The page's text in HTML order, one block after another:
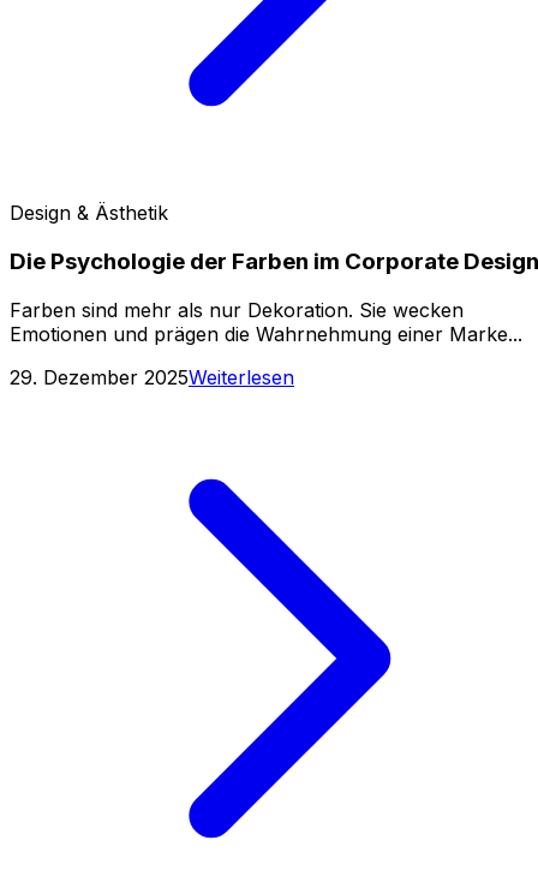
Design & Ästhetik
Die Psychologie der Farben im Corporate Design
Farben sind mehr als nur Dekoration. Sie wecken
Emotionen und prägen die Wahrnehmung einer Marke...
29. Dezember 2025Weiterlesen